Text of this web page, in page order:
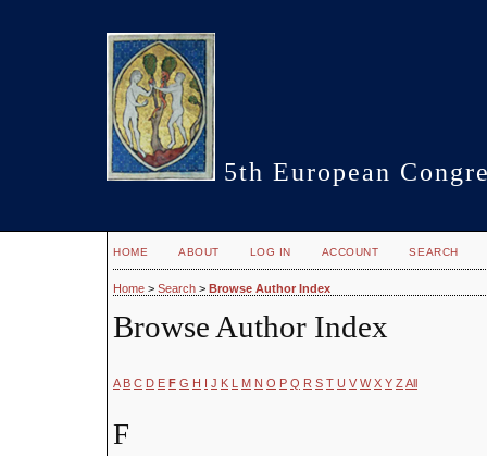
5th European
HOME ABOUT LOG IN ACCOUNT SEARCH
Home > Search > Browse Author Index
Browse Author Index
A B C D E F G H I J K L M N O P Q R S T U V W X Y Z All
F